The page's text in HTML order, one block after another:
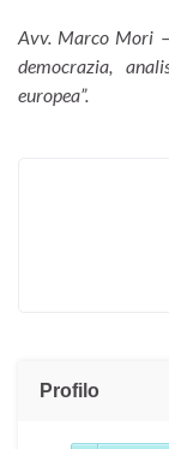
Avv. Marco Mori
democrazia,
europea”.
Profilo